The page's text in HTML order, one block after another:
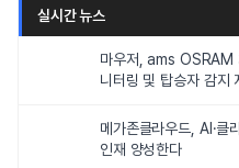
실시간 뉴스
마우저, ams OSRAM
니터링 및 탑승자 감지
메가존클라우드, AI·클
인재 양성한다